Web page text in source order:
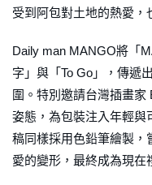
受到阿包對土地的熱愛，
Daily man MANGO將「
字」與「To Go」，傳遞
圍。特別邀請台灣插畫
姿態，為包裝注入年輕與
稿同樣採用色鉛筆繪製，
愛的變形，最終成為現在